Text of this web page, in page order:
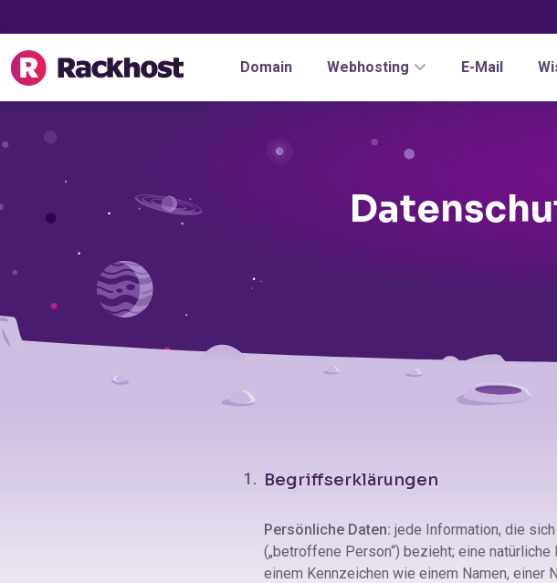
Domain Webhosting E-Mail
Begriffserklärungen
Persönliche Daten: jede Information, die
(„betroffene Person“) bezieht; eine
einem Kennzeichen wie einem Namen, einer